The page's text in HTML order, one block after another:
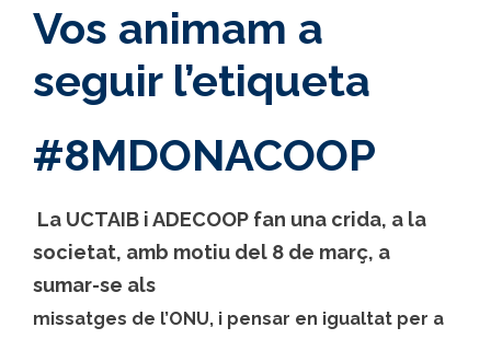
Vos animam a
seguir l’etiqueta
#8MDONACOOP
La UCTAIB i ADECOOP fan una crida, a la
societat, amb motiu del 8 de març, a
sumar-se als
missatges de l’ONU, i pensar en igualtat per a